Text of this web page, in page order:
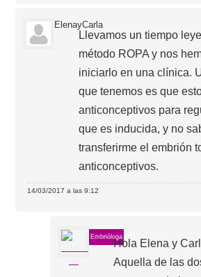
ElenayCarla
Llevamos un tiempo
método ROPA y nos
iniciarlo en una clínica.
que tenemos es que
anticonceptivos para
que es inducida, y no
transferirme el embrión
anticonceptivos.
14/03/2017 a las 9:12
Embrióloga
Hola Elena y
Aquella de las